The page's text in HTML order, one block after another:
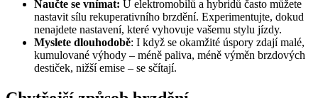
Naučte se vnímat: U elektromobilů a hybridů často můžete
nastavit sílu rekuperativního brzdění. Experimentujte, dokud
nenajdete nastavení, které vyhovuje vašemu stylu jízdy.
Myslete dlouhodobě: I když se okamžité úspory zdají malé,
kumulované výhody – méně paliva, méně výměn brzdových
destiček, nižší emise – se sčítají.